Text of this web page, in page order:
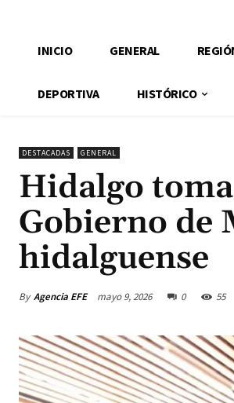
INICIO GENERAL
DEPORTIVA HISTÓRICO
DESTACADAS GENERAL
Hidalgo
Gobierno de
hidalguense
By Agencia EFE mayo 9, 2026 0 55